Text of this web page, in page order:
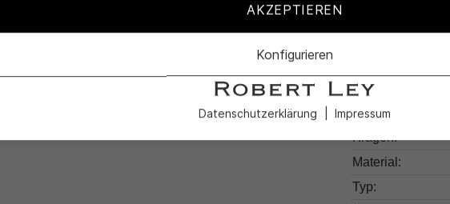
Farben:
Muster:
Kragen:
Material:
Typ:
AKZEPTIEREN
Konfigurieren
Datenschutzerklärung Impressum